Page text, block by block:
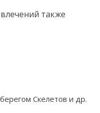
также
Скелетов и др.